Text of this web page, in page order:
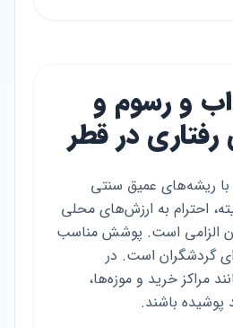
و رسوم و
در قطر
ریشه‌های عمیق سنتی
احترام به ارزش‌های محلی
همچنان الزامی است. پوشش مناسب
گردشگران است. در
مراکز خرید و موزه‌ها،
پوشیده باشند.